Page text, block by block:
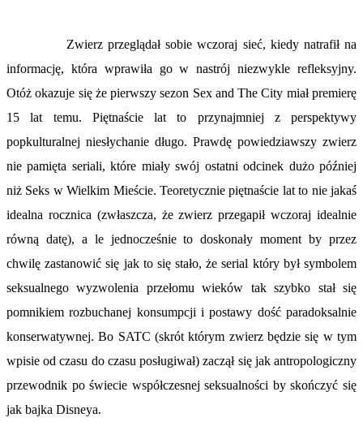
Zwierz przeglądał sobie wczoraj sieć, kiedy natrafił na
informację, która wprawiła go w nastrój niezwykle refleksyjny.
Otóż okazuje się że pierwszy sezon Sex and The City miał premierę
15 lat temu. Piętnaście lat to przynajmniej z perspektywy
popkulturalnej niesłychanie długo. Prawdę powiedziawszy zwierz
nie pamięta seriali, które miały swój ostatni odcinek dużo później
niż Seks w Wielkim Mieście. Teoretycznie piętnaście lat to nie jakaś
idealna rocznica (zwłaszcza, że zwierz przegapił wczoraj idealnie
równą datę), a le jednocześnie to doskonały moment by przez
chwilę zastanowić się jak to się stało, że serial który był symbolem
seksualnego wyzwolenia przełomu wieków tak szybko stał się
pomnikiem rozbuchanej konsumpcji i postawy dość paradoksalnie
konserwatywnej. Bo SATC (skrót którym zwierz będzie się w tym
wpisie od czasu do czasu posługiwał) zaczął się jak antropologiczny
przewodnik po świecie współczesnej seksualności by skończyć się
jak bajka Disneya.